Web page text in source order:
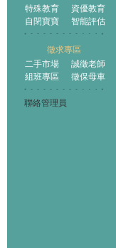
特殊教育
資優教育
自閉寶寶
智能評估
徵求專區
二手市場
誠徵老師
組班專區
徵保母車
聯絡管理員